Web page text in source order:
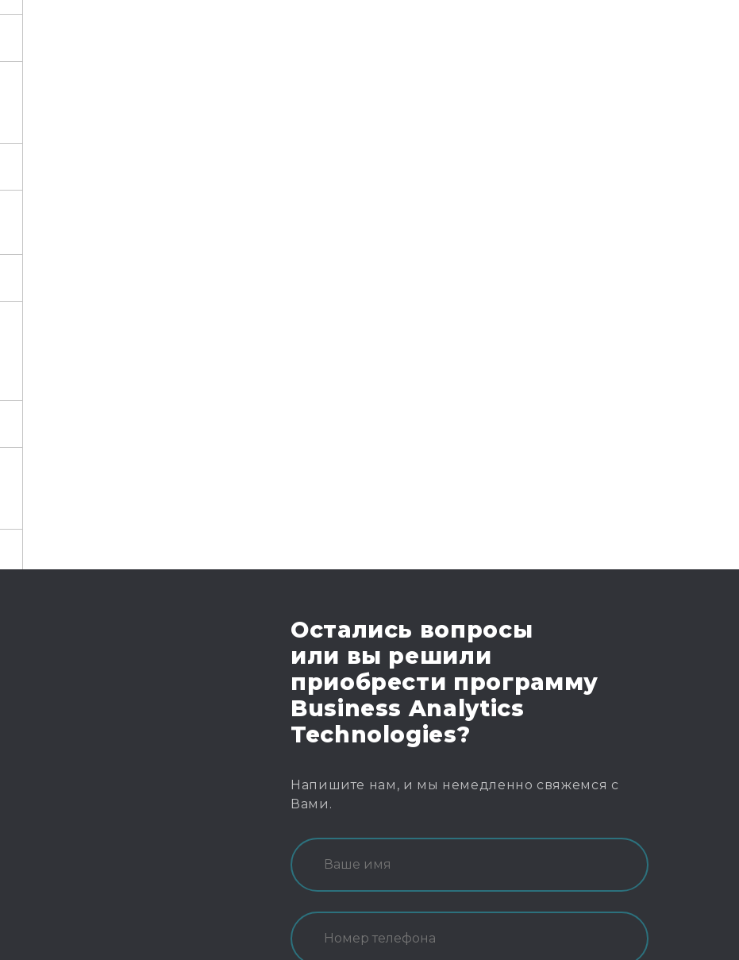
Остались вопросы
или вы решили
приобрести программу
Business Analytics
Technologies?
Напишите нам, и мы немедленно свяжемся с
Вами.